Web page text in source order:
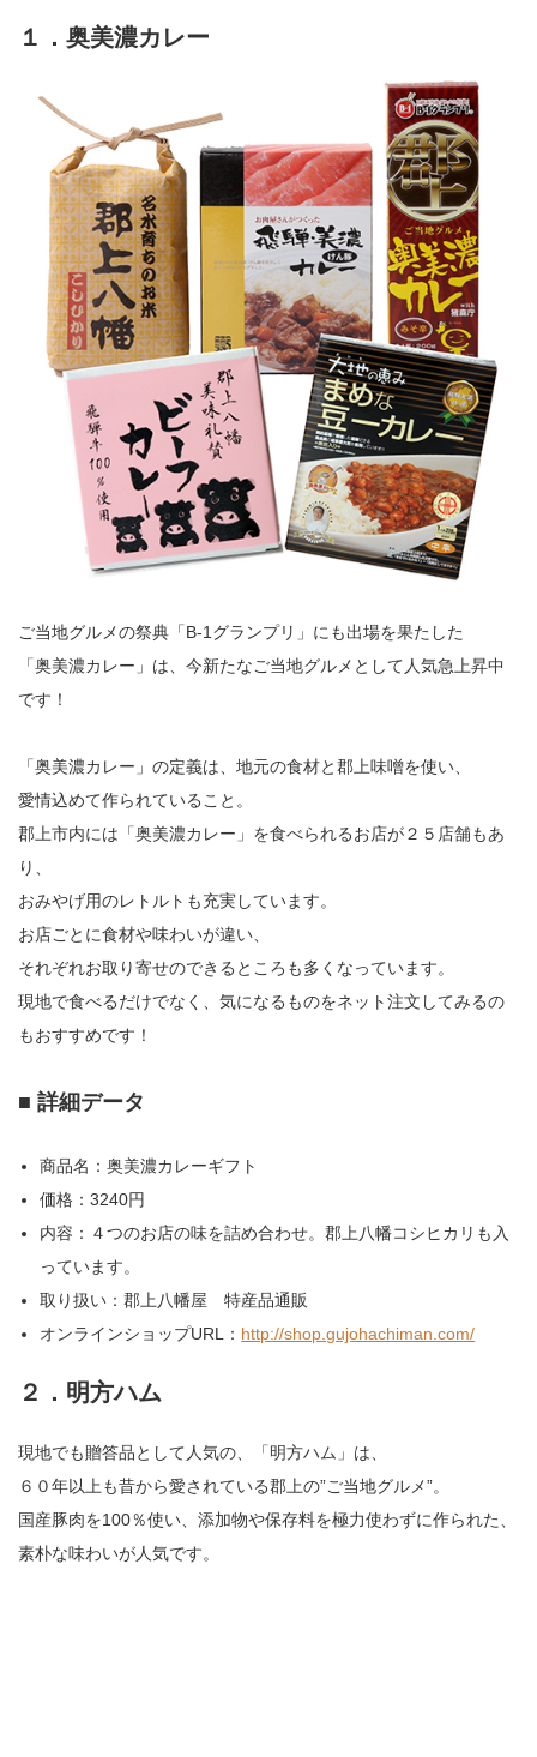
１．奥美濃カレー
ご当地グルメの祭典「B-1グランプリ」にも出場を果たした
「奥美濃カレー」は、今新たなご当地グルメとして人気急上昇中
です！
「奥美濃カレー」の定義は、地元の食材と郡上味噌を使い、
愛情込めて作られていること。
郡上市内には「奥美濃カレー」を食べられるお店が２５店舗もあ
り、
おみやげ用のレトルトも充実しています。
お店ごとに食材や味わいが違い、
それぞれお取り寄せのできるところも多くなっています。
現地で食べるだけでなく、気になるものをネット注文してみるの
もおすすめです！
■ 詳細データ
商品名：奥美濃カレーギフト
価格：3240円
内容：４つのお店の味を詰め合わせ。郡上八幡コシヒカリも入
っています。
取り扱い：郡上八幡屋 特産品通販
オンラインショップURL： http://shop.gujohachiman.com/
２．明方ハム
現地でも贈答品として人気の、「明方ハム」は、
６０年以上も昔から愛されている郡上の”ご当地グルメ”。
国産豚肉を100％使い、添加物や保存料を極力使わずに作られた、
素朴な味わいが人気です。